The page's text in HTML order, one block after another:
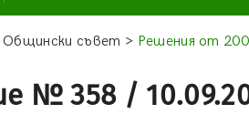
Общински съвет > Решения от
№ 358 /